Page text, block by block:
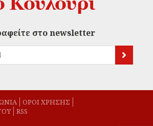
στο newsletter
ΟΡΟΙ ΧΡΗΣΗΣ
RSS